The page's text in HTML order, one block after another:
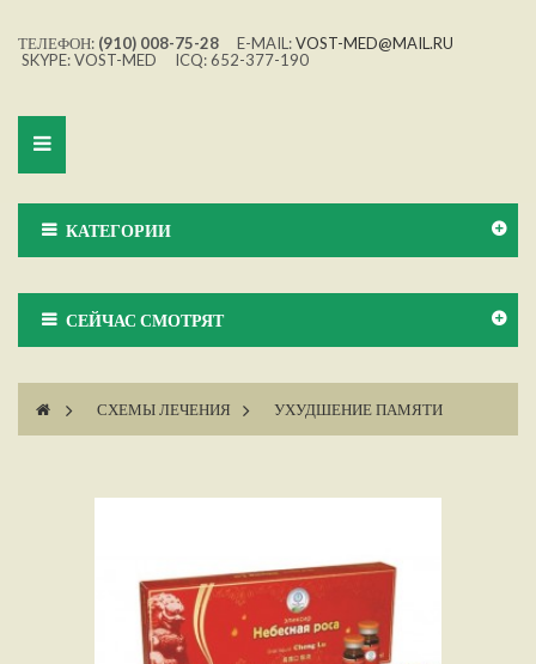
ТЕЛЕФОН: (910) 008-75-28 E-MAIL:VOST-MED@MAIL.RU
SKYPE: VOST-MED ICQ: 652-377-190
Toggle
КАТЕГОРИИ
СЕЙЧАС СМОТРЯТ
> СХЕМЫ ЛЕЧЕНИЯ > УХУДШЕНИЕ ПАМЯТИ